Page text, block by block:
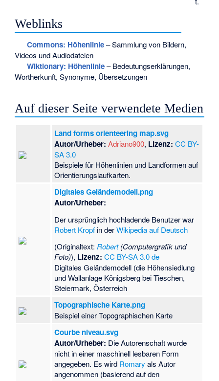
Weblinks
Commons: Höhenlinie– Sammlung von Bildern,
Videos und Audiodateien
Wiktionary: Höhenlinie– Bedeutungserklärungen,
Wortherkunft, Synonyme, Übersetzungen
Auf dieser Seite verwendete Medien
Land forms orienteering map.svg
Autor/Urheber: Adriano900, Lizenz: CC BY-
SA 3.0
Beispiele für Höhenlinien und Landformen auf
Orientierungslaufkarten.
Digitales Geländemodell.png
Autor/Urheber:
Der ursprünglich hochladende Benutzer war
Robert Kropf in derWikipedia auf Deutsch
(Originaltext: Robert(Computergrafik und
Foto)), Lizenz: CC BY-SA 3.0 de
Digitales Geländemodell (die Höhensiedlung
und Wallanlage Königsberg bei Tieschen,
Steiermark, Österreich
Topographische Karte.png
Beispiel einer Topographischen Karte
Courbe niveau.svg
Autor/Urheber: Die Autorenschaft wurde
nicht in einer maschinell lesbaren Form
angegeben. Es wird Romary als Autor
angenommen (basierend auf den